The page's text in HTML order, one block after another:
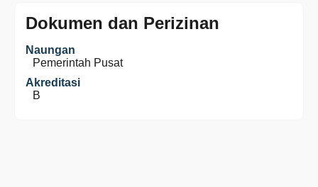
Dokumen dan Perizinan
Naungan
Pemerintah Pusat
Akreditasi
B